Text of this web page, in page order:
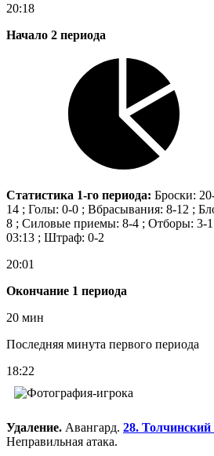
20:18
Начало 2 периода
Статистика 1-го периода: Броски:
14 ; Голы: 0-0 ; Вбрасывания: 8-12 ;
8 ; Силовые приемы: 8-4 ; Отборы: 3-1
03:13 ; Штраф: 0-2
20:01
Окончание 1 периода
20 мин
Последняя минута первого периода
18:22
Удаление. Авангард. 28. Толчинский
Неправильная атака.